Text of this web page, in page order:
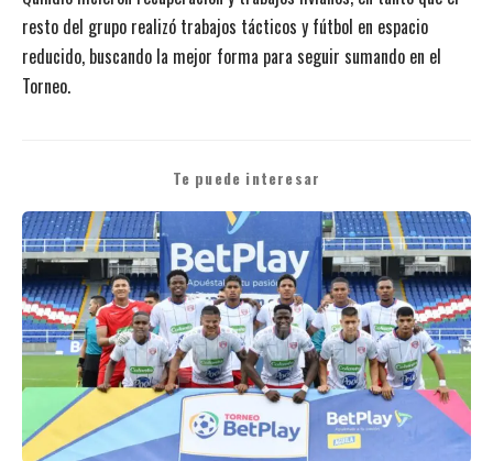
resto del grupo realizó trabajos tácticos y fútbol en espacio
reducido, buscando la mejor forma para seguir sumando en el
Torneo.
Te puede interesar